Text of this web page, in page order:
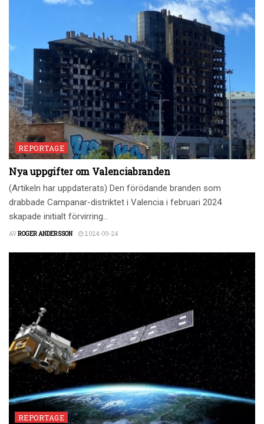
REPORTAGE
Nya uppgifter om Valenciabranden
(Artikeln har uppdaterats) Den förödande branden som
drabbade Campanar-distriktet i Valencia i februari 2024
skapade initialt förvirring...
AVROGER ANDERSSON 2024-09-24
REPORTAGE